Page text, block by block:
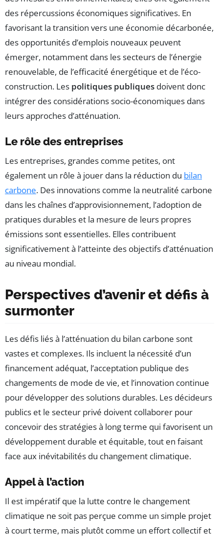
des répercussions économiques significatives. En
favorisant la transition vers une économie décarbonée,
des opportunités d’emplois nouveaux peuvent
émerger, notamment dans les secteurs de l’énergie
renouvelable, de l’efficacité énergétique et de l’éco-
construction. Les politiques publiques doivent donc
intégrer des considérations socio-économiques dans
leurs approches d’atténuation.
Le rôle des entreprises
Les entreprises, grandes comme petites, ont
également un rôle à jouer dans la réduction du bilan
carbone. Des innovations comme la neutralité carbone
dans les chaînes d’approvisionnement, l’adoption de
pratiques durables et la mesure de leurs propres
émissions sont essentielles. Elles contribuent
significativement à l’atteinte des objectifs d’atténuation
au niveau mondial.
Perspectives d’avenir et défis à
surmonter
Les défis liés à l’atténuation du bilan carbone sont
vastes et complexes. Ils incluent la nécessité d’un
financement adéquat, l’acceptation publique des
changements de mode de vie, et l’innovation continue
pour développer des solutions durables. Les décideurs
publics et le secteur privé doivent collaborer pour
concevoir des stratégies à long terme qui favorisent un
développement durable et équitable, tout en faisant
face aux inévitabilités du changement climatique.
Appel à l’action
Il est impératif que la lutte contre le changement
climatique ne soit pas perçue comme un simple projet
à court terme, mais plutôt comme un effort collectif et